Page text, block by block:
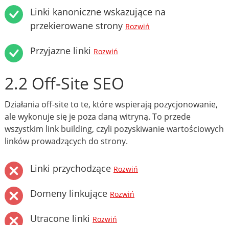
Linki kanoniczne wskazujące na
przekierowane strony Rozwiń
Przyjazne linki Rozwiń
2.2 Off-Site SEO
Działania off-site to te, które wspierają pozycjonowanie,
ale wykonuje się je poza daną witryną. To przede
wszystkim link building, czyli pozyskiwanie wartościowych
linków prowadzących do strony.
Linki przychodzące Rozwiń
Domeny linkujące Rozwiń
Utracone linki Rozwiń